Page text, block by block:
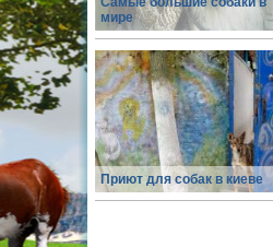
мире
Приют для собак в киеве